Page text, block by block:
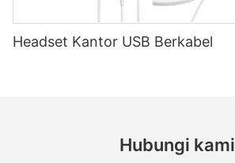
Headset Kantor USB Berkabel
Hubungi kami